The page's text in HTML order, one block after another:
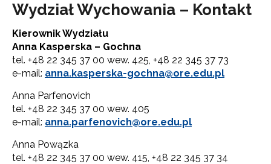
Wydział Wychowania – Kontakt
Kierownik Wydziału
Anna Kasperska – Gochna
tel. +48 22 345 37 00 wew. 425, +48 22 345 37 73
e-mail: anna.kasperska-gochna@ore.edu.pl
Anna Parfenovich
tel. +48 22 345 37 00 wew. 405
e-mail: anna.parfenovich@ore.edu.pl
Anna Powązka
tel. +48 22 345 37 00 wew. 415, +48 22 345 37 34